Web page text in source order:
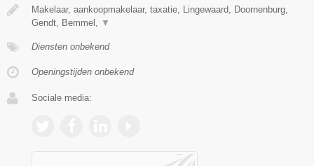
Makelaar, aankoopmakelaar, taxatie, Lingewaard, Doornenburg,
Gendt, Bemmel, ▼
Diensten onbekend
Openingstijden onbekend
Sociale media: